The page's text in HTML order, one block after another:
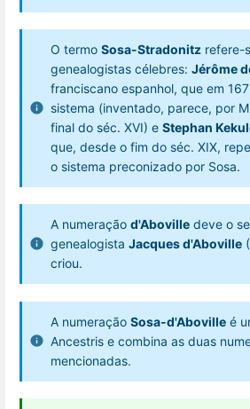
O termo Sosa-Stradonitz refere-
genealogistas célebres: Jérôme
franciscano espanhol, que em
sistema (inventado, parece, por
final do séc. XVI) e Stephan
que, desde o fim do séc. XIX,
o sistema preconizado por Sosa.
A numeração d'Aboville deve o
genealogista Jacques d'Aboville
criou.
A numeração Sosa-d'Aboville é
Ancestris e combina as duas
mencionadas.